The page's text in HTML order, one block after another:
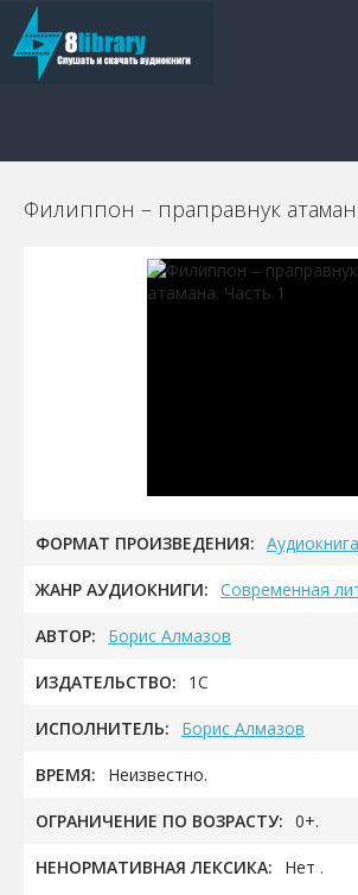
Филиппон – праправнук
ФОРМАТ ПРОИЗВЕДЕНИЯ: Аудиокнига
ЖАНР АУДИОКНИГИ: Современная
АВТОР: Борис Алмазов
ИЗДАТЕЛЬСТВО: 1С
ИСПОЛНИТЕЛЬ: Борис Алмазов
ВРЕМЯ: Неизвестно.
ОГРАНИЧЕНИЕ ПО ВОЗРАСТУ: 0+.
НЕНОРМАТИВНАЯ ЛЕКСИКА:
Нет .